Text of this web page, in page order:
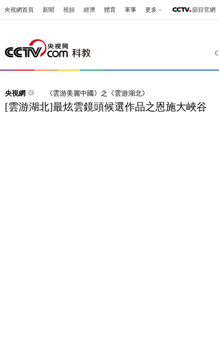
央視網首頁 新聞 視頻 經濟 體育 軍事 更多 節目官網
央視網 《雲游美麗中國》之《雲游湖北》
[雲游湖北]最炫雲鏡頭候選作品之恩施大峽谷